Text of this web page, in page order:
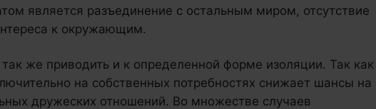
является разъединение с остальным миром, отсутствие
к окружающим.
же приводить и к определенной форме изоляции. Так как
на собственных потребностях снижает шансы на
дружеских отношений. Во множестве случаев